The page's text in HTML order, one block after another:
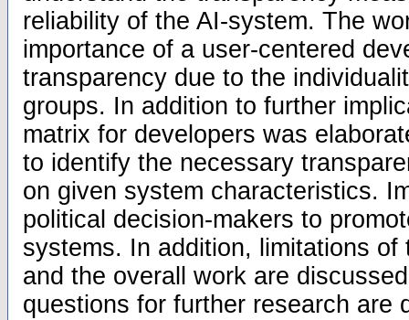
reliability of the AI-system. The
importance of a user-centered
transparency due to the
groups. In addition to further
matrix for developers was
to identify the necessary
on given system characteristics.
political decision-makers to
systems. In addition, limitations of
and the overall work are
questions for further research are